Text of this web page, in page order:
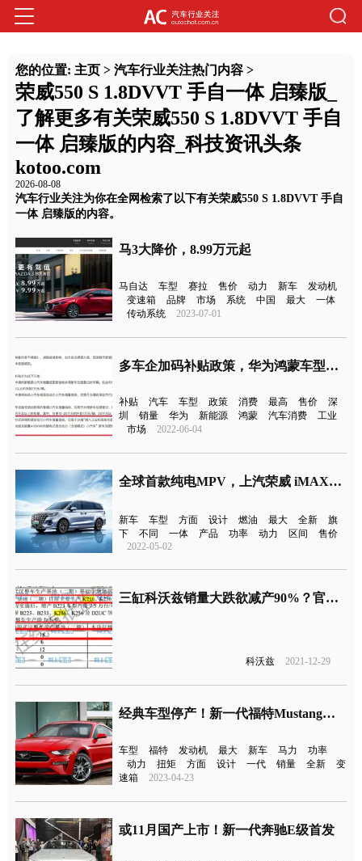
您的位置: 主页> 汽车行业关注热门内容>
荣威550 S 1.8DVVT 手自一体 启臻版_
了解更多有关荣威550 S 1.8DVVT 手自
一体 启臻版的内容_科技资讯头条
kotoo.com
2026-08-08
汽车行业关注为你在全网检索了以下有关荣威550 S 1.8DVVT 手自
一体 启臻版的内容。
马3大降价，8.99万元起
马自达 车型 赛拉 售价 动力 新车
发动机
变速箱
品牌 市场 系统 中国 最大
一体
传动系统
2023-07-01
多车企加码补贴政策，华为鸿蒙车型可单独申领深圳新能源补贴
补贴 汽车 车型 政策 消费 最高 售价
深
圳
销量 华为 新能源 鸿蒙 汽车消费
工业
市场
2022-06-04
全球首款纯电MPV，上汽荣威 iMAX8 EV官图公布
新车 车型 方面 设计 燃油 最大 全新
旗
下
不同 一体 产品 功率 动力 区间
售价
2022-05-02
三缸科沃兹销量大跌欲减产90%？官方回应
科沃兹 2021-12-29
经典车型停产！新一代福特Mustang或今年引入国内
车型 福特 发动机 最大 新车 马力
功率
动力
扭矩 方面 设计 一代 销量 全新
变
速箱
2023-04-23
或11月国产上市！新一代奔驰E级首发